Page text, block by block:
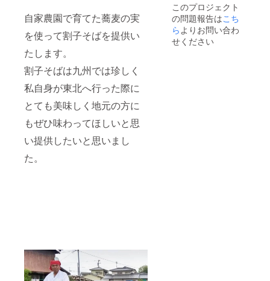
自家農園で育てた蕎麦の実
を使って割子そばを提供い
たします。
割子そばは九州では珍しく
私自身が東北へ行った際に
とても美味しく地元の方に
もぜひ味わってほしいと思
い提供したいと思いまし
た。
しま
す。
このプロジェクト
の問題報告はこち
らよりお問い合わ
せください